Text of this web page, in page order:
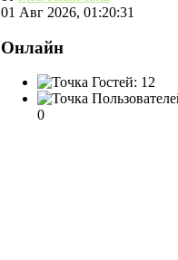
01 Авг 2026, 01:20:31
Онлайн
Гостей: 12
0